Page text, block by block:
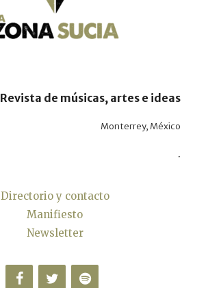
Revista de músicas, artes e ideas
Monterrey, México
.
Directorio y contacto
Manifiesto
Newsletter